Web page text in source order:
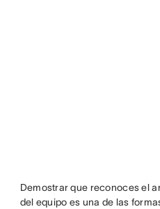
Demostrar que reconoces el
del equipo es una de las